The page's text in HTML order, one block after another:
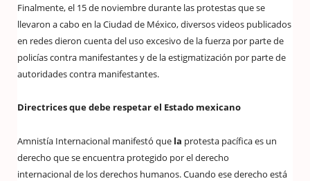
Finalmente, el 15 de noviembre durante las protestas que se
llevaron a cabo en la Ciudad de México, diversos videos publicados
en redes dieron cuenta del uso excesivo de la fuerza por parte de
policías contra manifestantes y de la estigmatización por parte de
autoridades contra manifestantes.
Directrices que debe respetar el Estado mexicano
Amnistía Internacional manifestó que la protesta pacífica es un
derecho que se encuentra protegido por el derecho
internacional de los derechos humanos. Cuando ese derecho está